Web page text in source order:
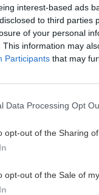
interest-based ads
to third parties
of your personal
This information may
Participants that may
Data Processing Opt
opt-out of the Sharing
opt-out of the Sale of
ΚΟΙΝΩΝΙΑ
Λάρισα: Η
κράνος στην
ΚΟΙΝΩΝΙΑ
πίσω από
Πώς οι